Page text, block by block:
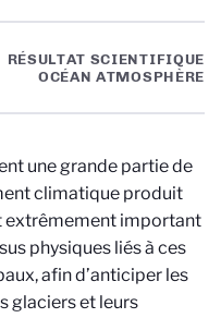
RÉSULTAT SCIENTIFIQUE
OCÉAN ATMOSPHÈRE
une grande partie de
climatique produit
extrêmement important
physiques liés à ces
afin d’anticiper les
glaciers et leurs